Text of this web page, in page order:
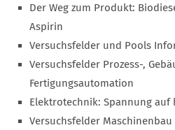
Der Weg zum Produkt:
Aspirin
Versuchsfelder und Pools
Versuchsfelder Prozess-,
Fertigungsautomation
Elektrotechnik: Spannung auf
Versuchsfelder Maschinenbau